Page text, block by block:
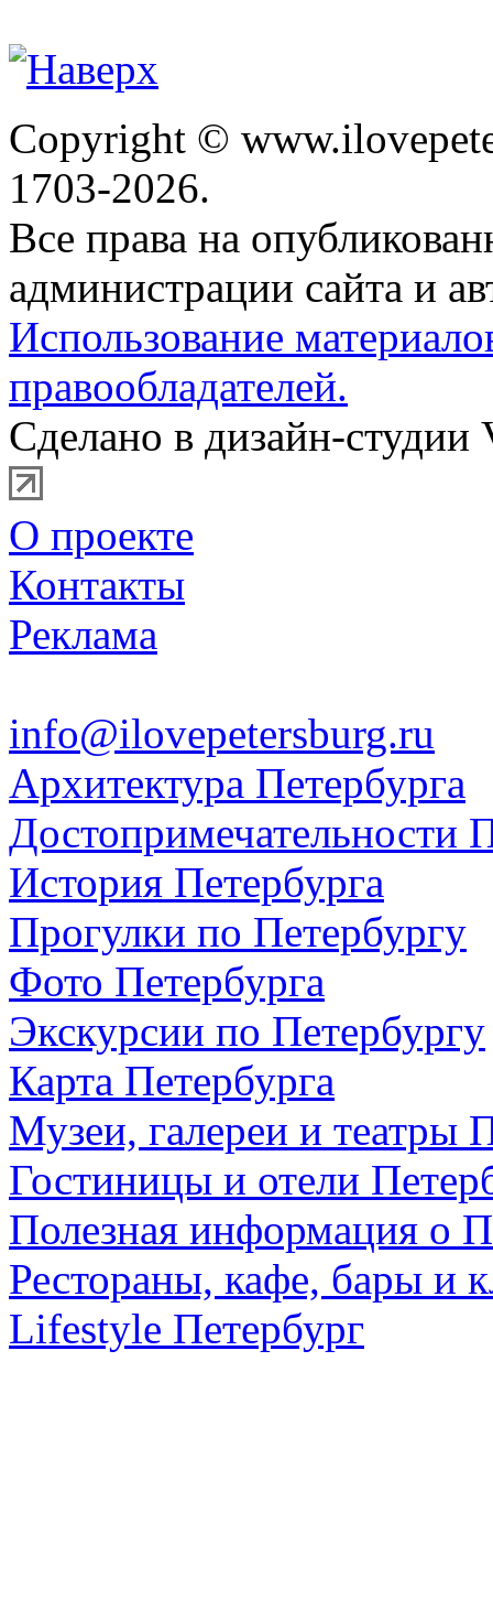
Copyright ©
1703-2026.
Все права на
администрации сайта и
Использование
правообладателей.
Сделано в дизайн-студии
О проекте
Контакты
Реклама
info@ilovepetersburg.ru
Архитектура Петербурга
Достопримечательности
История Петербурга
Прогулки по Петербургу
Фото Петербурга
Экскурсии по Петербургу
Карта Петербурга
Музеи, галереи и театры
Гостиницы и отели
Полезная информация о
Рестораны, кафе, бары и
Lifestyle Петербург